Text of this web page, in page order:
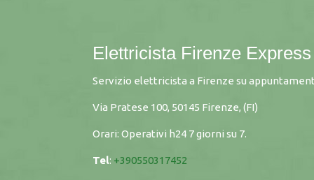
Elettricista Firenze Express
Servizio elettricista a Firenze su
Via Pratese 100, 50145 Firenze, (FI)
Orari: Operativi h24 7 giorni su 7.
Tel: +390550317452